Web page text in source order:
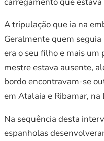
A tripulação que ia na
Geralmente quem
era o seu filho e mais um
mestre estava ausente,
bordo encontravam-se
em Atalaia e Ribamar,
Na sequência desta
espanholas